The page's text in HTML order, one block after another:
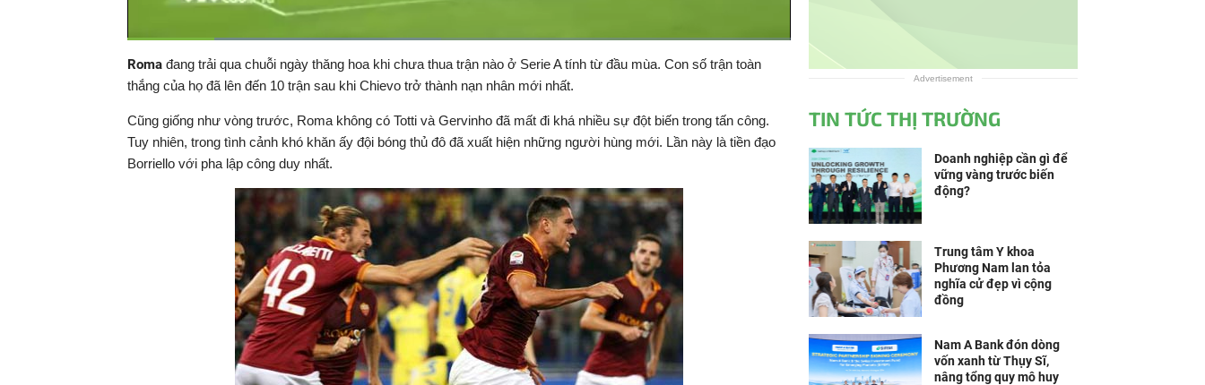
PreviousBackward
Tạm
dừng
ForwardNext
Thời
hiện
tại
0:19 / Duration
2:17
Đã
tải:
47.35%
Bật
Backward
Roma đang trải qua chuỗi ngày thăng hoa khi chưa thua trận nào ở Serie A tính từ đầu mùa. Con số trận toàn
thắng của họ đã lên đến 10 trận sau khi Chievo trở thành nạn nhân mới nhất.
Cũng giống như vòng trước, Roma không có Totti và Gervinho đã mất đi khá nhiều sự đột biến trong tấn công.
Tuy nhiên, trong tình cảnh khó khăn ấy đội bóng thủ đô đã xuất hiện những người hùng mới. Lần này là tiền đạo
Borriello với pha lập công duy nhất.
Advertisement
TIN TỨC THỊ TRƯỜNG
Doanh nghiệp cần gì để
vững vàng trước biến
động?
Trung tâm Y khoa
Phương Nam lan tỏa
nghĩa cử đẹp vì cộng
đồng
Nam A Bank đón dòng
vốn xanh từ Thụy Sĩ,
nâng tổng quy mô huy